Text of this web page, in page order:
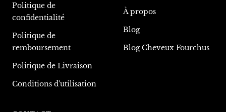
Politique de
confidentialité
Politique de
remboursement
Politique de Livraison
Conditions d'utilisation
À propos
Blog
Blog Cheveux Fourchus